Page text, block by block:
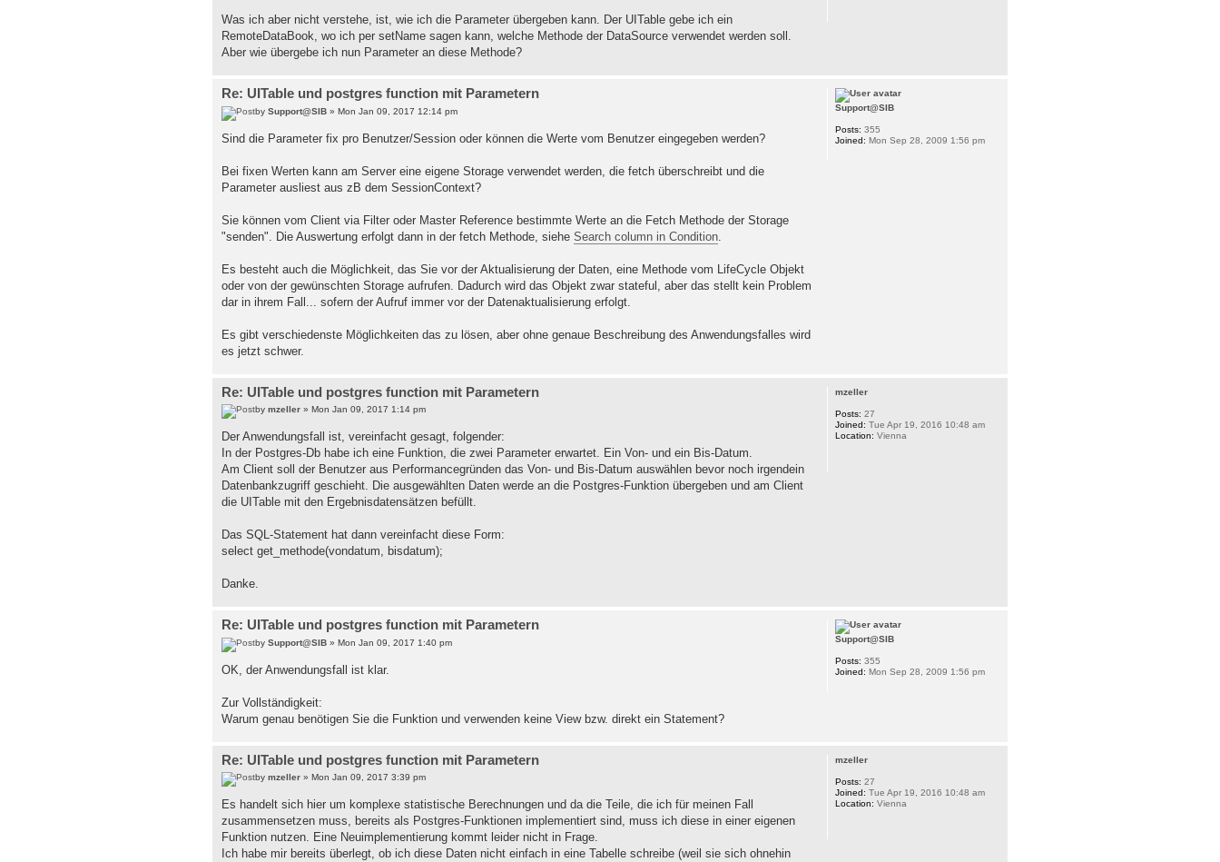
Was ich aber nicht verstehe, ist, wie ich die Parameter übergeben kann. Der UITable gebe ich ein
RemoteDataBook, wo ich per setName sagen kann, welche Methode der DataSource verwendet werden soll.
Aber wie übergebe ich nun Parameter an diese Methode?
Re: UITable und postgres function mit Parametern
by Support@SIB » Mon Jan 09, 2017 12:14 pm
Sind die Parameter fix pro Benutzer/Session oder können die Werte vom Benutzer eingegeben werden?
Bei fixen Werten kann am Server eine eigene Storage verwendet werden, die fetch überschreibt und die
Parameter ausliest aus zB dem SessionContext?
Sie können vom Client via Filter oder Master Reference bestimmte Werte an die Fetch Methode der Storage
"senden". Die Auswertung erfolgt dann in der fetch Methode, siehe Search column in Condition
Es besteht auch die Möglichkeit, das Sie vor der Aktualisierung der Daten, eine Methode vom LifeCycle Objekt
oder von der gewünschten Storage aufrufen. Dadurch wird das Objekt zwar stateful, aber das stellt kein Problem
dar in ihrem Fall... sofern der Aufruf immer vor der Datenaktualisierung erfolgt.
Es gibt verschiedenste Möglichkeiten das zu lösen, aber ohne genaue Beschreibung des Anwendungsfalles wird
es jetzt schwer.
Support@SIB
Posts: 355
Joined: Mon Sep 28, 2009 1:56 pm
Re: UITable und postgres function mit Parametern
by mzeller » Mon Jan 09, 2017 1:14 pm
Der Anwendungsfall ist, vereinfacht gesagt, folgender:
In der Postgres-Db habe ich eine Funktion, die zwei Parameter erwartet. Ein Von- und ein Bis-Datum.
Am Client soll der Benutzer aus Performancegründen das Von- und Bis-Datum auswählen bevor noch irgendein
Datenbankzugriff geschieht. Die ausgewählten Daten werde an die Postgres-Funktion übergeben und am Client
die UITable mit den Ergebnisdatensätzen befüllt.
Das SQL-Statement hat dann vereinfacht diese Form:
select get_methode(vondatum, bisdatum);
Danke.
mzeller
Posts: 27
Joined: Tue Apr 19, 2016 10:48 am
Location: Vienna
Re: UITable und postgres function mit Parametern
by Support@SIB » Mon Jan 09, 2017 1:40 pm
OK, der Anwendungsfall ist klar.
Zur Vollständigkeit:
Warum genau benötigen Sie die Funktion und verwenden keine View bzw. direkt ein Statement?
Support@SIB
Posts: 355
Joined: Mon Sep 28, 2009 1:56 pm
Re: UITable und postgres function mit Parametern
by mzeller » Mon Jan 09, 2017 3:39 pm
Es handelt sich hier um komplexe statistische Berechnungen und da die Teile, die ich für meinen Fall
zusammensetzen muss, bereits als Postgres-Funktionen implementiert sind, muss ich diese in einer eigenen
Funktion nutzen. Eine Neuimplementierung kommt leider nicht in Frage.
Ich habe mir bereits überlegt, ob ich diese Daten nicht einfach in eine Tabelle schreibe (weil sie sich ohnehin
mzeller
Posts: 27
Joined: Tue Apr 19, 2016 10:48 am
Location: Vienna